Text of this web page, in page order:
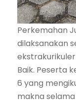
Perkemahan
dilaksanakan
ekstrakurikuler
Baik. Peserta
6 yang
makna